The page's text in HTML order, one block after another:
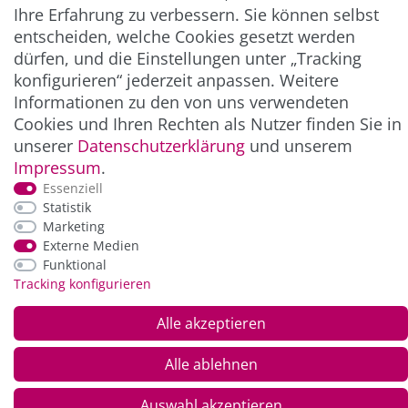
ZAHLUNG & VERSAND
*Alle Preise inkl. der gesetzl. MwSt. zzgl.
und Versandkosten
Ihre Erfahrung zu verbessern. Sie können selbst
entscheiden, welche Cookies gesetzt werden
dürfen, und die Einstellungen unter „Tracking
konfigurieren“ jederzeit anpassen. Weitere
Informationen zu den von uns verwendeten
Cookies und Ihren Rechten als Nutzer finden Sie in
unserer Daten­schutz­erklärung und unserem
Impressum.
Essenziell
Statistik
Marketing
Externe Medien
Funktional
Tracking konfigurieren
Alle akzeptieren
Alle ablehnen
© Copyright 2026 Alle Rechte vorbehalten. |webshop by